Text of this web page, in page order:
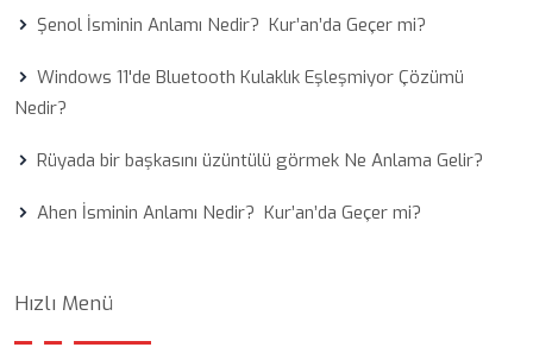
Şenol İsminin Anlamı Nedir? Kur’an’da Geçer mi?
Windows 11'de Bluetooth Kulaklık Eşleşmiyor Çözümü
Nedir?
Rüyada bir başkasını üzüntülü görmek Ne Anlama Gelir?
Ahen İsminin Anlamı Nedir? Kur’an’da Geçer mi?
Hızlı Menü